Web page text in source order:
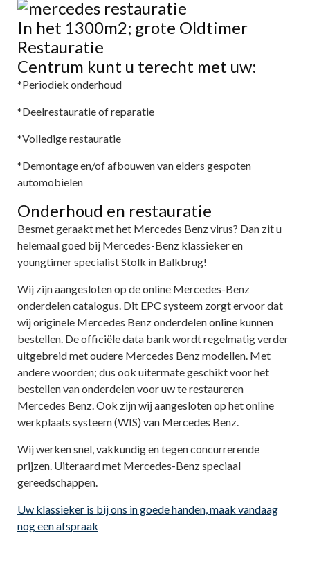
In het 1300m2; grote Oldtimer
Restauratie
Centrum kunt u terecht met uw:
*Periodiek onderhoud
*Deelrestauratie of reparatie
*Volledige restauratie
*Demontage en/of afbouwen van elders gespoten
automobielen
Onderhoud en restauratie
Besmet geraakt met het Mercedes Benz virus? Dan zit u
helemaal goed bij Mercedes-Benz klassieker en
youngtimer specialist Stolk in Balkbrug!
Wij zijn aangesloten op de online Mercedes-Benz
onderdelen catalogus. Dit EPC systeem zorgt ervoor dat
wij originele Mercedes Benz onderdelen online kunnen
bestellen. De officiële data bank wordt regelmatig verder
uitgebreid met oudere Mercedes Benz modellen. Met
andere woorden; dus ook uitermate geschikt voor het
bestellen van onderdelen voor uw te restaureren
Mercedes Benz. Ook zijn wij aangesloten op het online
werkplaats systeem (WIS) van Mercedes Benz.
Wij werken snel, vakkundig en tegen concurrerende
prijzen. Uiteraard met Mercedes-Benz speciaal
gereedschappen.
Uw klassieker is bij ons in goede handen, maak vandaag
nog een afspraak